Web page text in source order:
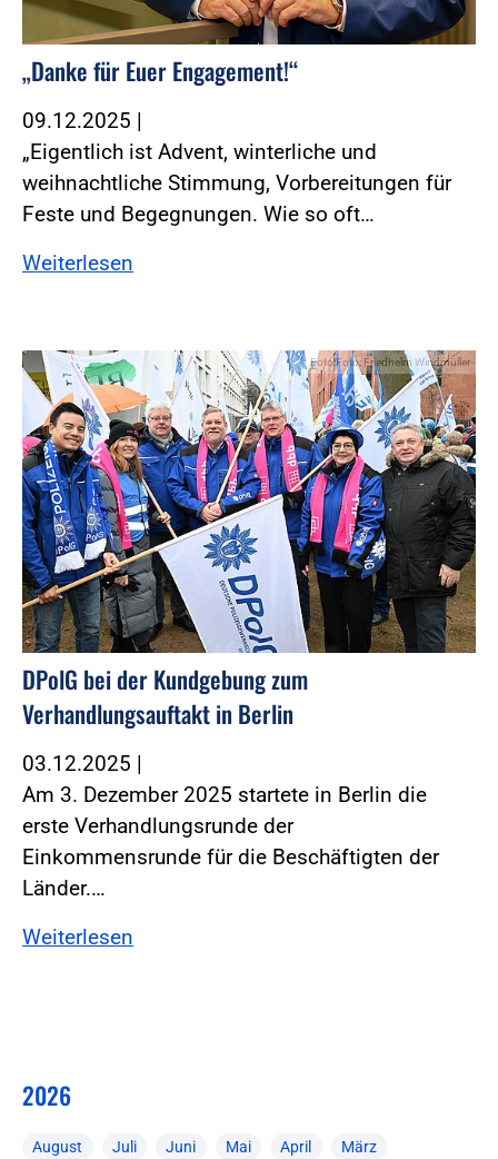
„Danke für Euer Engagement!“
09.12.2025 |
„Eigentlich ist Advent, winterliche und
weihnachtliche Stimmung, Vorbereitungen für
Feste und Begegnungen. Wie so oft…
Weiterlesen
Foto:Foto: Friedhelm Windmüller
DPolG bei der Kundgebung zum
Verhandlungsauftakt in Berlin
03.12.2025 |
Am 3. Dezember 2025 startete in Berlin die
erste Verhandlungsrunde der
Einkommensrunde für die Beschäftigten der
Länder.…
Weiterlesen
2026
August Juli Juni Mai April März